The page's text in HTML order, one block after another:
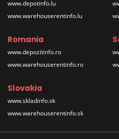
www.depotinfo.lu
www.warehouserentinfo.lu
Romania
www.depozitinfo.ro
www.warehouserentinfo.ro
Slovakia
www.skladinfo.sk
www.warehouserentinfo.sk